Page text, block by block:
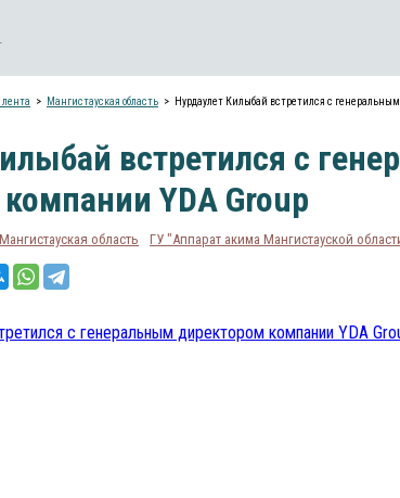
лента Мангистауская область Нурдаулет Килыбай встретился с
встретился с
YDA Group
Мангистауская область ГУ "Аппарат акима Мангистауской